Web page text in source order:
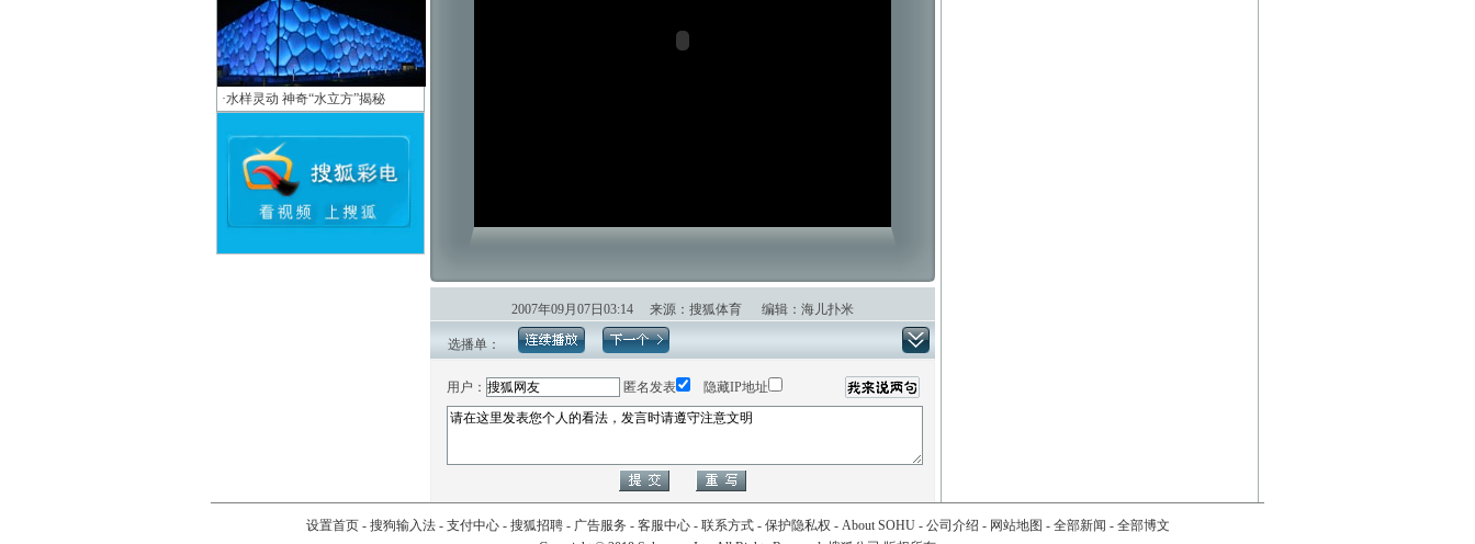
·水样灵动 神奇“水立方”揭秘
2007年09月07日03:14 来源：搜狐体育 编辑：海儿扑米
选播单：
用户： 匿名发表 隐藏IP地址
设置首页- 搜狗输入法- 支付中心- 搜狐招聘- 广告服务 - 客服中心- 联系方式- 保护隐私权 - About SOHU- 公司介绍 - 网站地图 - 全部新闻 - 全部博文